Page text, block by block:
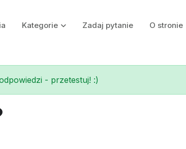
Kategorie Zadaj pytanie O stronie
- przetestuj! :)